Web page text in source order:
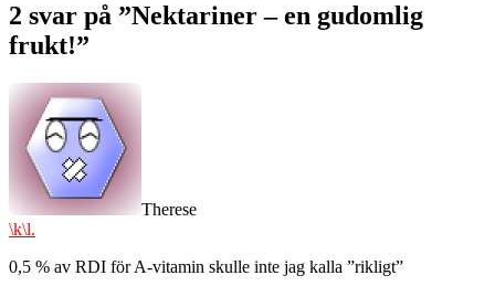
2 svar på ”Nektariner – en gudomlig
frukt!”
Therese
\k\l.
0,5 % av RDI för A-vitamin skulle inte jag kalla ”rikligt”